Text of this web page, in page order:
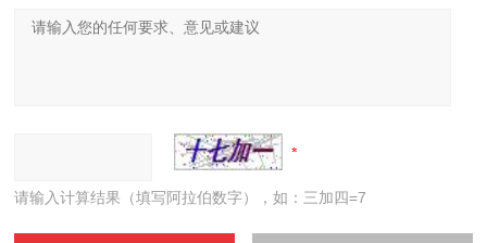
请输入计算结果（填写阿拉伯数字），如：三加四=7